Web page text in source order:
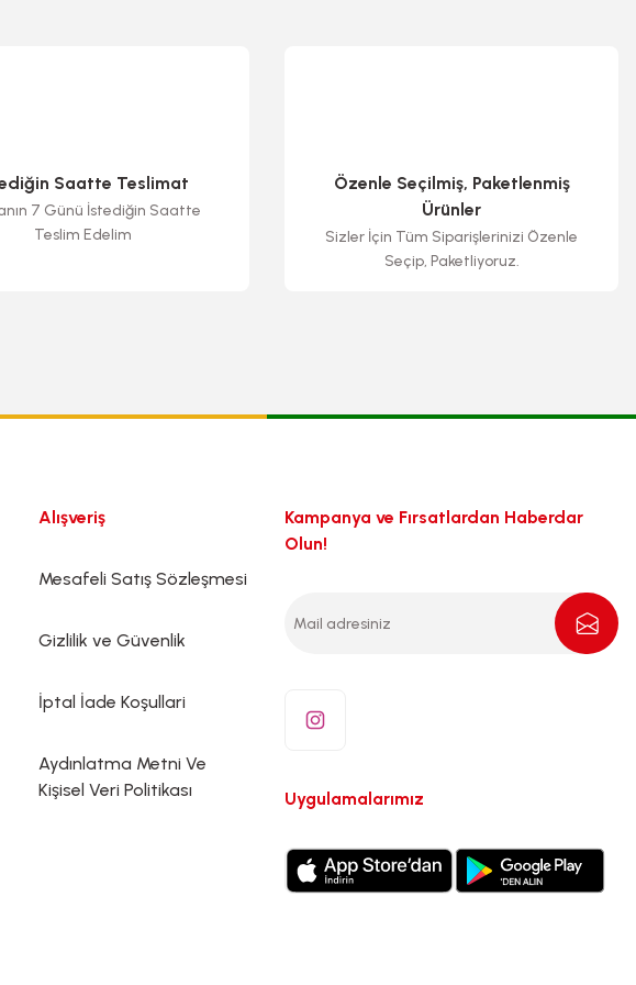
Saatte Teslimat
7 Günü İstediğin Saatte
Teslim Edelim
Özenle Seçilmiş, Paketlenmiş
Ürünler
Sizler İçin Tüm Siparişlerinizi Özenle
Seçip, Paketliyoruz.
Alışveriş
Mesafeli Satış Sözleşmesi
Gizlilik ve Güvenlik
İptal İade Koşullari
Aydınlatma Metni Ve
Kişisel Veri Politikası
Kampanya ve Fırsatlardan Haberdar
Olun!
Uygulamalarımız